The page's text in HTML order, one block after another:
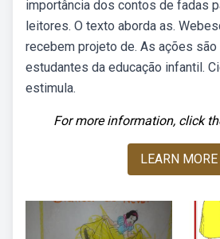
importância dos contos de fadas
leitores. O texto aborda as.
recebem projeto de. As ações
estudantes da educação infantil.
estimula.
For more information, click
LEARN MORE